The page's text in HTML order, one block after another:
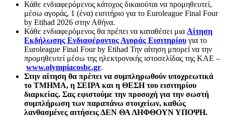
Κάθε ενδιαφερόμενος κάτοχος δικαιούται να προμηθευτεί,
μέσω αγοράς, 1 (ένα) εισιτήριο για το Euroleague Final Four
by Etihad 2026 στην Αθήνα.
Κάθε ενδιαφερόμενος θα πρέπει να καταθέσει μια Αίτηση
Εκδήλωσης Ενδιαφέροντος Αγοράς Εισιτηρίου για το
Euroleague Final Four by Etihad Την αίτηση μπορεί να την
προμηθευτεί μέσω της ηλεκτρονικής ιστοσελίδας της ΚΑΕ –
www.olympiacosbc.gr.
Στην αίτηση θα πρέπει να συμπληρωθούν υποχρεωτικά
το ΤΜΗΜΑ, η ΣΕΙΡΑ και η ΘΕΣΗ του εισιτηρίου
διαρκείας. Σας εφιστούμε την προσοχή για την σωστή
συμπλήρωση των παραπάνω στοιχείων, καθώς
λανθασμένες αιτήσεις ΔΕΝ ΘΑ ΛΗΦΘΟΥΝ ΥΠΟΨΗ.